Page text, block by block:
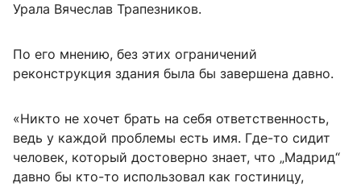
Урала Вячеслав Трапезников.
По его мнению, без этих ограничений
реконструкция здания была бы завершена давно.
«Никто не хочет брать на себя ответственность,
ведь у каждой проблемы есть имя. Где-то сидит
человек, который достоверно знает, что „Мадрид“
давно бы кто-то использовал как гостиницу,